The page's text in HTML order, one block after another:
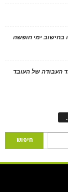
בחישוב ימי חופשה
העבודה של העובד